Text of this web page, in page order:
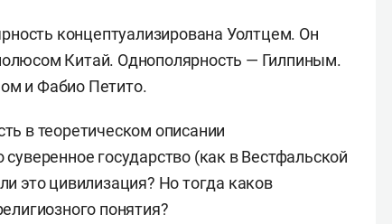
концептуализирована Уолтцем. Он
Китай. Однополярность — Гилпиным.
и Фабио Петито.
в теоретическом описании
государство (как в Вестфальской
это цивилизация? Но тогда каков
понятия?